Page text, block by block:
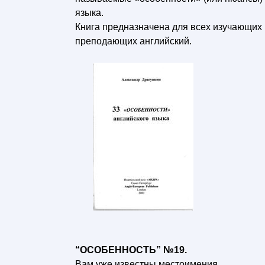
языка.
Книга предназначена для всех изучающих
преподающих английский.
“ОСОБЕННОСТЬ” №19.